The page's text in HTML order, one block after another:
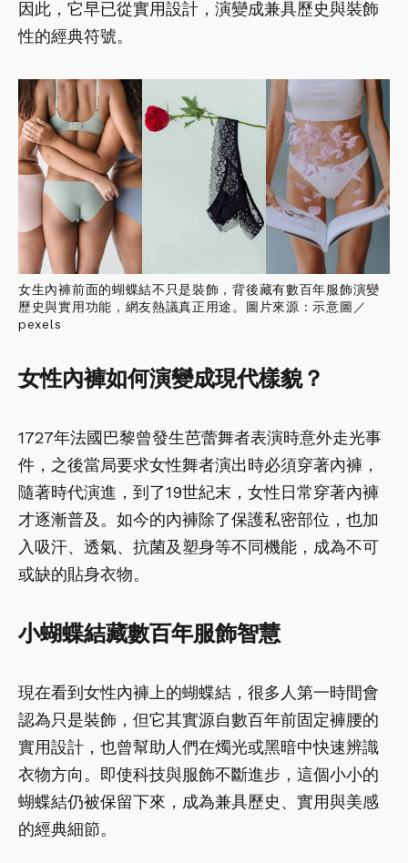
因此，它早已從實用設計，演變成兼具歷史與裝飾
性的經典符號。
女生內褲前面的蝴蝶結不只是裝飾，背後藏有數百年服飾演變
歷史與實用功能，網友熱議真正用途。圖片來源：示意圖／
pexels
女性內褲如何演變成現代樣貌？
1727年法國巴黎曾發生芭蕾舞者表演時意外走光事
件，之後當局要求女性舞者演出時必須穿著內褲，
隨著時代演進，到了19世紀末，女性日常穿著內褲
才逐漸普及。如今的內褲除了保護私密部位，也加
入吸汗、透氣、抗菌及塑身等不同機能，成為不可
或缺的貼身衣物。
小蝴蝶結藏數百年服飾智慧
現在看到女性內褲上的蝴蝶結，很多人第一時間會
認為只是裝飾，但它其實源自數百年前固定褲腰的
實用設計，也曾幫助人們在燭光或黑暗中快速辨識
衣物方向。即使科技與服飾不斷進步，這個小小的
蝴蝶結仍被保留下來，成為兼具歷史、實用與美感
的經典細節。